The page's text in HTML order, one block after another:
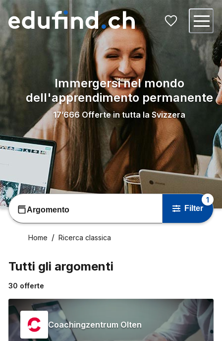
Immergersi nel mondo
dell'apprendimento permanente
17’666 Offerte in tutta la Svizzera
Argomento Filter
1
Home Ricerca classica
Tutti gli argomenti
30 offerte
Coachingzentrum Olten